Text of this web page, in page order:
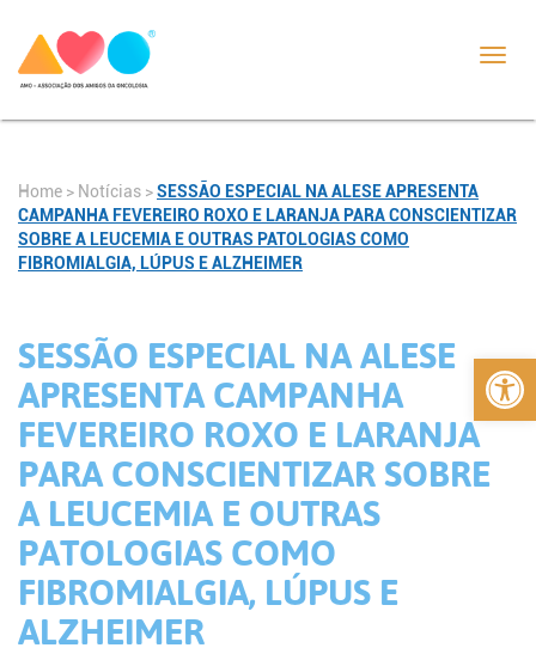
Abrir
Home > Notícias >SESSÃO ESPECIAL NA ALESE APRESENTA
CAMPANHA FEVEREIRO ROXO E LARANJA PARA CONSCIENTIZAR
SOBRE A LEUCEMIA E OUTRAS PATOLOGIAS COMO
FIBROMIALGIA, LÚPUS E ALZHEIMER
SESSÃO ESPECIAL NA ALESE
APRESENTA CAMPANHA
FEVEREIRO ROXO E LARANJA
PARA CONSCIENTIZAR SOBRE
A LEUCEMIA E OUTRAS
PATOLOGIAS COMO
FIBROMIALGIA, LÚPUS E
ALZHEIMER